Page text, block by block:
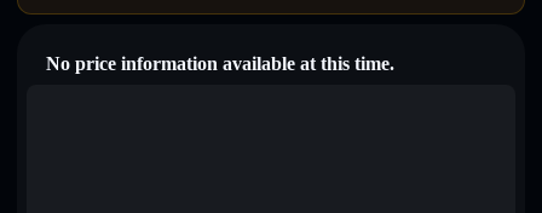
No price information available at this time.